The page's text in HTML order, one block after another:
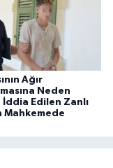
Ağır
Neden
Edilen Zanlı
Mahkemede